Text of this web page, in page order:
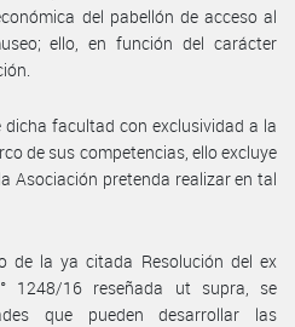
del pabellón de acceso al
ello, en función del carácter
facultad con exclusividad a la
de sus competencias, ello excluye
Asociación pretenda realizar en tal
de la ya citada Resolución del ex
1248/16 reseñada ut supra, se
que pueden desarrollar las